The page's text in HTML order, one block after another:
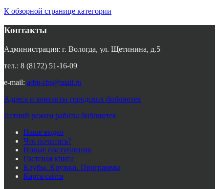
К обзорной странице категории
Контакты
Администрация: г. Вологда, ул. Щетинина, д.5
тел.: 8 (8172) 51-16-09
e-mail: adm-cbs@mail.ru
Адреса и контакты городских библиотек
Летний режим работы библиотек
Наше видео
Что почитать?
Новые поступления
Гостевая книга
Клубы. Кружки. Программы
Карта сайта